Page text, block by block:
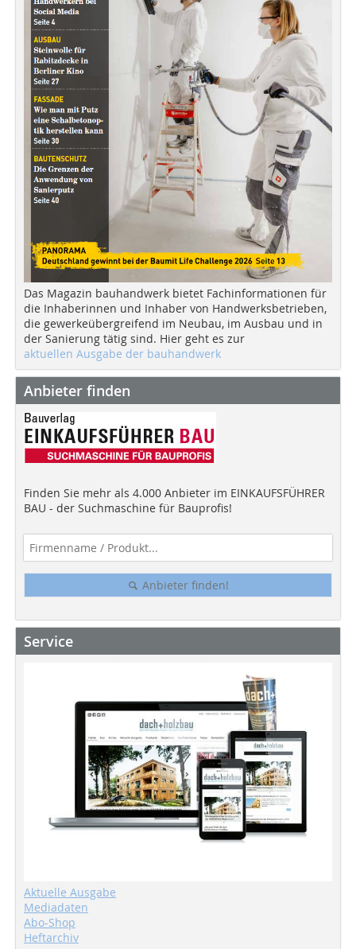
Das Magazin bauhandwerk bietet Fachinformationen für
die Inhaberinnen und Inhaber von Handwerksbetrieben,
die gewerkeübergreifend im Neubau, im Ausbau und in
der Sanierung tätig sind. Hier geht es zur
aktuellen Ausgabe der bauhandwerk
Anbieter finden
Finden Sie mehr als 4.000 Anbieter im EINKAUFSFÜHRER
BAU - der Suchmaschine für Bauprofis!
Anbieter finden!
Service
Aktuelle Ausgabe
Mediadaten
Abo-Shop
Heftarchiv